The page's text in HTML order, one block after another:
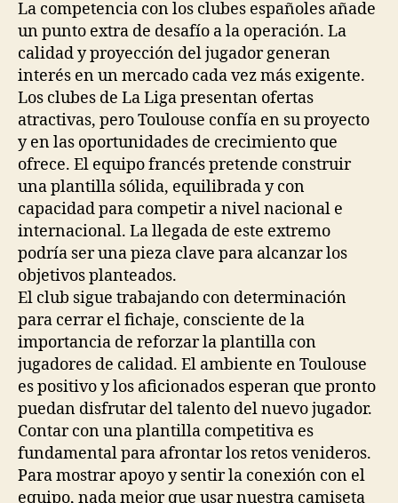
La competencia con los clubes españoles añade
un punto extra de desafío a la operación. La
calidad y proyección del jugador generan
interés en un mercado cada vez más exigente.
Los clubes de La Liga presentan ofertas
atractivas, pero Toulouse confía en su proyecto
y en las oportunidades de crecimiento que
ofrece. El equipo francés pretende construir
una plantilla sólida, equilibrada y con
capacidad para competir a nivel nacional e
internacional. La llegada de este extremo
podría ser una pieza clave para alcanzar los
objetivos planteados.
El club sigue trabajando con determinación
para cerrar el fichaje, consciente de la
importancia de reforzar la plantilla con
jugadores de calidad. El ambiente en Toulouse
es positivo y los aficionados esperan que pronto
puedan disfrutar del talento del nuevo jugador.
Contar con una plantilla competitiva es
fundamental para afrontar los retos venideros.
Para mostrar apoyo y sentir la conexión con el
equipo, nada mejor que usar nuestra camiseta